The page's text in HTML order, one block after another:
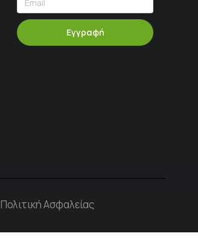
Εγγραφή
Πολιτική Ασφαλείας